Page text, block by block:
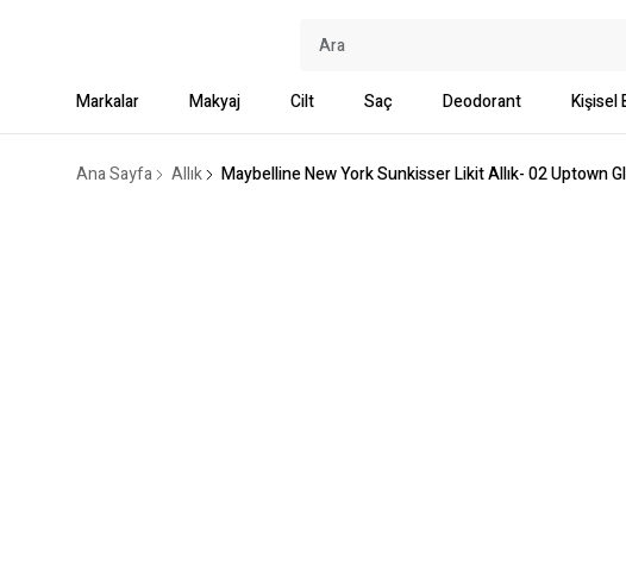
Markalar Makyaj Cilt Saç Deodorant Kişisel
Ana Sayfa Allık Maybelline New York Sunkisser Likit Allık- 02 Uptown